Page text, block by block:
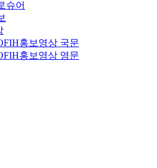
슈어
홍보영상 국문
홍보영상 영문